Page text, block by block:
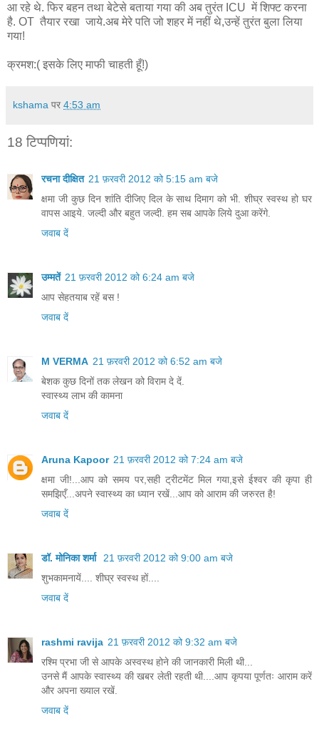
आ रहे थे. फिर बहन तथा बेटेसे बताया गया की अब तुरंत ICU में शिफ्ट करना
है. OT तैयार रखा जाये.अब मेरे पति जो शहर में नहीं थे,उन्हें तुरंत बुला लिया
गया!
क्रमश:( इसके लिए माफी चाहती हूँ!)
kshama पर 4:53 am
18 टिप्‍पणियां:
रचना दीक्षित 21 फ़रवरी 2012 को 5:15 am बजे
क्षमा जी कुछ दिन शांति दीजिए दिल के साथ दिमाग को भी. शीघ्र स्वस्थ हो घर
वापस आइये. जल्दी और बहुत जल्दी. हम सब आपके लिये दुआ करेंगे.
जवाब दें
उम्मतें 21 फ़रवरी 2012 को 6:24 am बजे
आप सेहतयाब रहें बस !
जवाब दें
M VERMA 21 फ़रवरी 2012 को 6:52 am बजे
बेशक कुछ दिनों तक लेखन को विराम दे दें.
स्वास्थ्य लाभ की कामना
जवाब दें
Aruna Kapoor 21 फ़रवरी 2012 को 7:24 am बजे
क्षमा जी!...आप को समय पर,सही ट्रीटमेंट मिल गया,इसे ईश्वर की कृपा ही
समझिएँ...अपने स्वास्थ्य का ध्यान रखें...आप को आराम की जरुरत है!
जवाब दें
डॉ. मोनिका शर्मा
21 फ़रवरी 2012 को 9:00 am बजे
शुभकामनायें.... शीघ्र स्वस्थ हों....
जवाब दें
rashmi ravija 21 फ़रवरी 2012 को 9:32 am बजे
रश्मि प्रभा जी से आपके अस्वस्थ होने की जानकारी मिली थी...
उनसे मैं आपके स्वास्थ्य की खबर लेती रहती थी....आप कृपया पूर्णतः आराम करें
और अपना ख्याल रखें.
जवाब दें